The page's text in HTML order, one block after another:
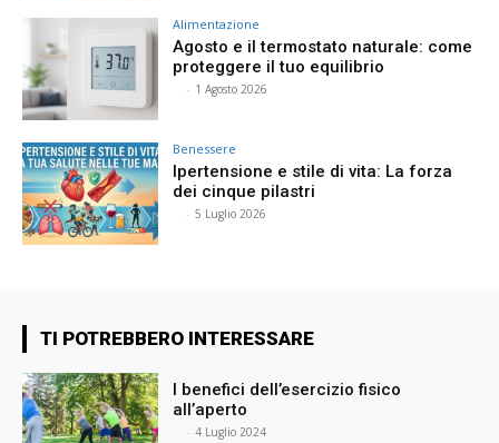
Alimentazione
Agosto e il termostato naturale: come
proteggere il tuo equilibrio
- 1 Agosto 2026
Benessere
Ipertensione e stile di vita: La forza
dei cinque pilastri
- 5 Luglio 2026
TI POTREBBERO INTERESSARE
I benefici dell’esercizio fisico
all’aperto
- 4 Luglio 2024